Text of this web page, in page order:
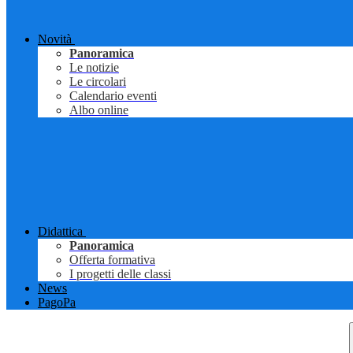
Novità
Panoramica
Le notizie
Le circolari
Calendario eventi
Albo online
Didattica
Panoramica
Offerta formativa
I progetti delle classi
News
PagoPa